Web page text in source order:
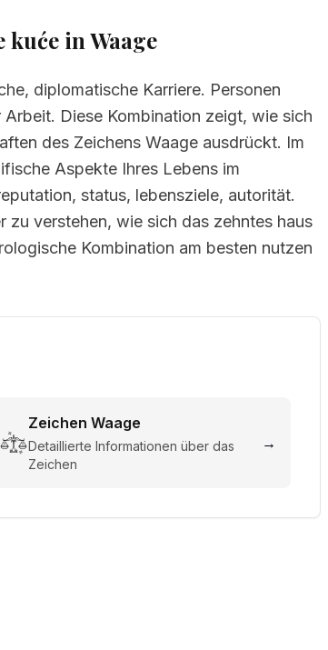
in Waage
diplomatische Karriere. Personen
Diese Kombination zeigt, wie sich
des Zeichens Waage ausdrückt. Im
Aspekte Ihres Lebens im
status, lebensziele, autorität.
zu verstehen, wie sich das zehntes haus
Kombination am besten nutzen
Zeichen Waage
Detaillierte Informationen über das
Zeichen
→